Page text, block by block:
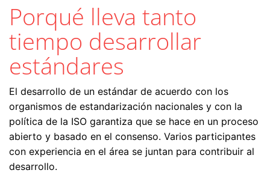
Porqué lleva tanto
tiempo desarrollar
estándares
El desarrollo de un estándar de acuerdo con los
organismos de estandarización nacionales y con la
política de la ISO garantiza que se hace en un proceso
abierto y basado en el consenso. Varios participantes
con experiencia en el área se juntan para contribuir al
desarrollo.